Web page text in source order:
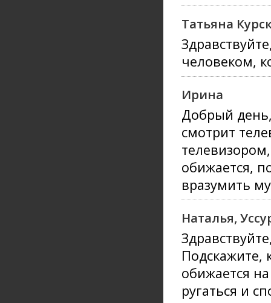
Татьяна
человеком,
Ирина
Добрый
смотрит
обижается,
вразумить
Наталья,
Подскажите,
обижается
ругаться и